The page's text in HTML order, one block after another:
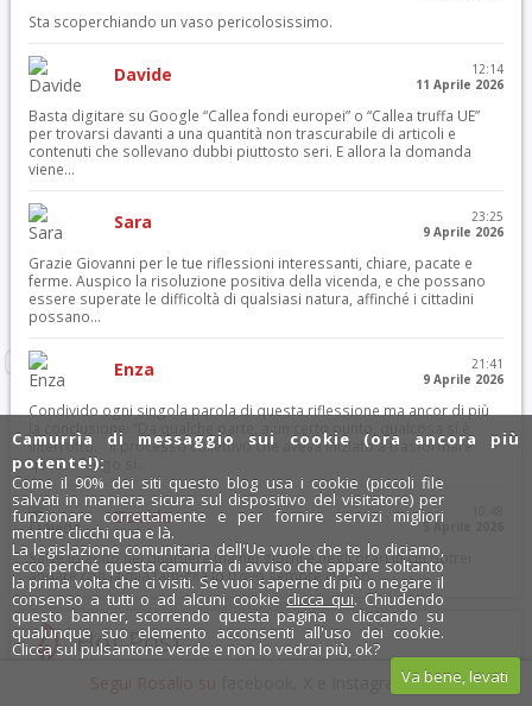
Sta scoperchiando un vaso pericolosissimo.
Davide
12:14
11 Aprile 2026
Basta digitare su Google “Callea fondi europei” o “Callea truffa UE”
per trovarsi davanti a una quantità non trascurabile di articoli e
contenuti che sollevano dubbi piuttosto seri. E allora la domanda
viene...
Sara
23:25
9 Aprile 2026
Grazie Giovanni per le tue riflessioni interessanti, chiare, pacate e
ferme. Auspico la risoluzione positiva della vicenda, e che possano
essere superate le difficoltà di qualsiasi natura, affinché i cittadini
possano...
Enza
21:41
9 Aprile 2026
Condivido ogni singola parola di questa riflessione ma ancor di più
la conclusione: “Da qualche parte, a un certo punto, qualcosa si è
interrotto. Il processo collettivo che aveva iniziato a trasformare
questo luogo si...
Davide
5 Aprile 2026
Salve io abito nel quartiere ma nei giorni e negli orari in cui potrei
andare con la mia famiglia lo trovo sempre chiuso..
Hot Post
Oggi / 24 ore x
Instagram
Camurrìa di messaggio sui cookie (ora ancora più
potente!):
Come il 90% dei siti questo blog usa i cookie (piccoli file
salvati in maniera sicura sul dispositivo del visitatore) per
funzionare correttamente e per fornire servizi migliori
mentre clicchi qua e là.
La legislazione comunitaria dell'Ue vuole che te lo diciamo,
ecco perché questa camurrìa di avviso che appare soltanto
la prima volta che ci visiti. Se vuoi saperne di più o negare il
consenso a tutti o ad alcuni cookie clicca qui. Chiudendo
questo banner, scorrendo questa pagina o cliccando su
qualunque suo elemento acconsenti all'uso dei cookie.
Clicca sul pulsantone verde e non lo vedrai più, ok?
Va bene, levati